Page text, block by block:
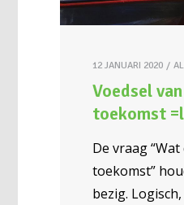
12 JANUARI 2020
Voedsel
toekomst
De vraag
toekomst”
bezig.